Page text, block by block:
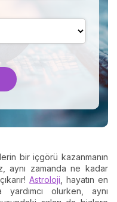
bir içgörü kazanmanın
aynı zamanda ne kadar
Astroloji , hayatın en
yardımcı olurken, aynı